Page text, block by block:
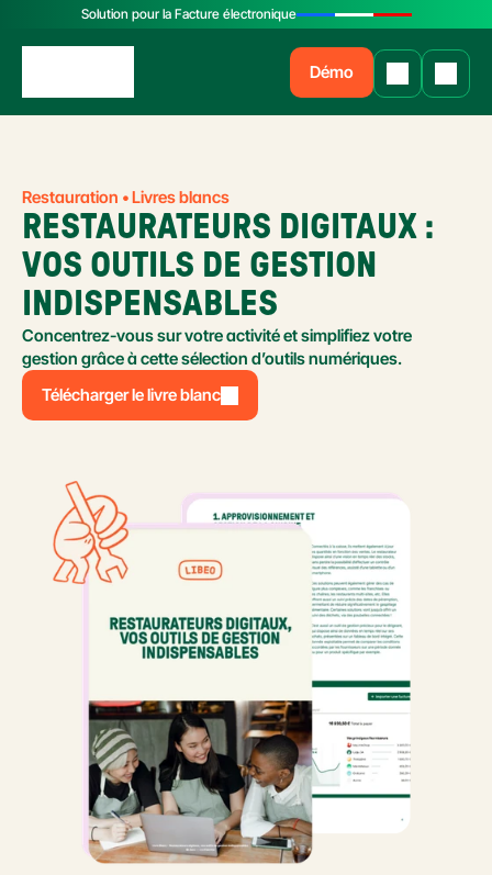
Solution pour la Facture électronique
Démo
Restauration • Livres blancs
RESTAURATEURS DIGITAUX :
VOS OUTILS DE GESTION
INDISPENSABLES
Concentrez-vous sur votre activité et simplifiez votre
gestion grâce à cette sélection d’outils numériques.
Télécharger le livre blanc